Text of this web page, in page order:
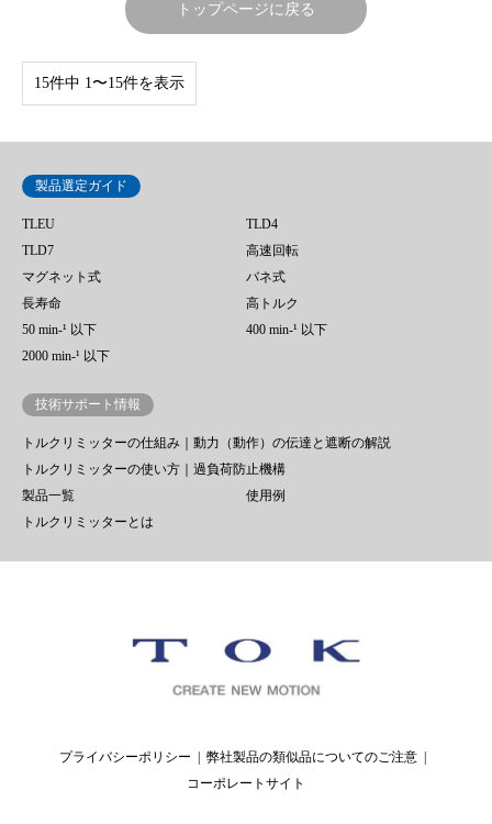
トップページに戻る
15件中 1〜15件を表示
製品選定ガイド
TLEU
TLD4
TLD7
高速回転
マグネット式
バネ式
長寿命
高トルク
50 min‐¹ 以下
400 min-¹ 以下
2000 min-¹ 以下
技術サポート情報
トルクリミッターの仕組み｜動力（動作）の伝達と遮断の解説
トルクリミッターの使い方｜過負荷防止機構
製品一覧
使用例
トルクリミッターとは
プライバシーポリシー
弊社製品の類似品についてのご注意
コーポレートサイト